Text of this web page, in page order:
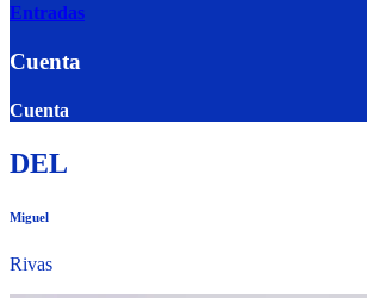
Entradas
Cuenta
Cuenta
DEL
Miguel
Rivas